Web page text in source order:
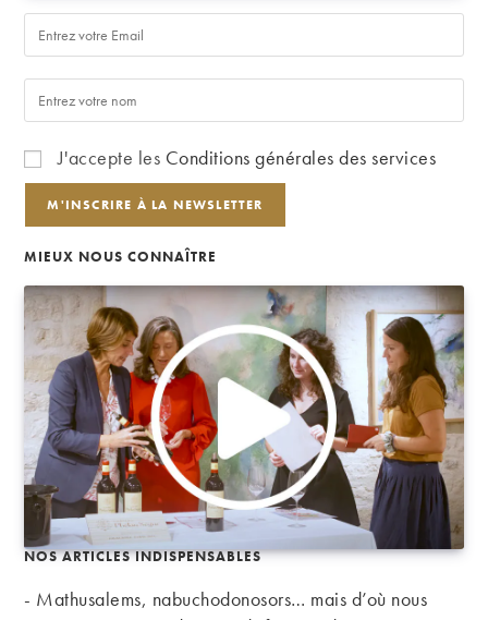
J'accepte les Conditions générales des services
MIEUX NOUS CONNAÎTRE
NOS ARTICLES INDISPENSABLES
- Mathusalems, nabuchodonosors… mais d’où nous